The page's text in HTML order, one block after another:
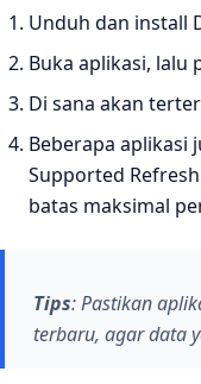
Unduh dan install
Buka aplikasi, lalu
Di sana akan
Beberapa aplikasi
Supported
batas maksimal
Tips: Pastikan
terbaru, agar data